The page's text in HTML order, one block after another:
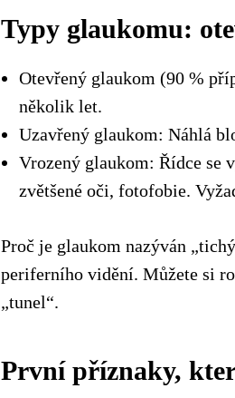
Typy glaukomu:
Otevřený glaukom (90 %
několik let.
Uzavřený glaukom: Náhlá
Vrozený glaukom: Řídce se
zvětšené oči, fotofobie.
Proč je glaukom nazýván
periferního vidění. Můžete si
„tunel“.
První příznaky,